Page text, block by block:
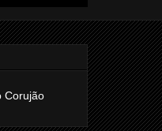
Corujão